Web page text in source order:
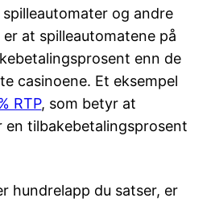
og andre
at spilleautomatene på
enn de
casinoene. Et eksempel
RTP, som betyr at
en tilbakebetalingsprosent
hundrelapp du satser, er